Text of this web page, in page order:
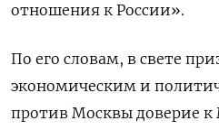
отношения к России».
По его словам, в свете
экономическим и
против Москвы доверие к